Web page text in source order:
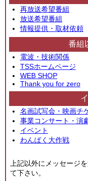
再放送希望番組
放送希望番組
情報提供・取材依頼
番組
電波・技術関係
TSSホームページ
WEB SHOP
Thank you for zero
名画試写会・映画チ
事業コンサート・演
イベント
わんぱく大作戦
上記以外にメッセージを
て下さい。